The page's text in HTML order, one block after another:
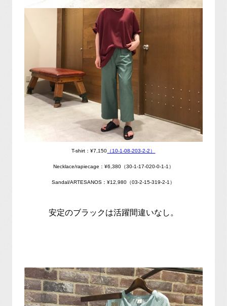
T-shirt：¥7,150 （10-1-08-203-2-2）
Necklace/rapiecage：¥6,380（30-1-17-020-0-1-1）
Sandal/ARTESANOS：¥12,980（03-2-15-319-2-1）
安定のブラックは活躍間違いなし。